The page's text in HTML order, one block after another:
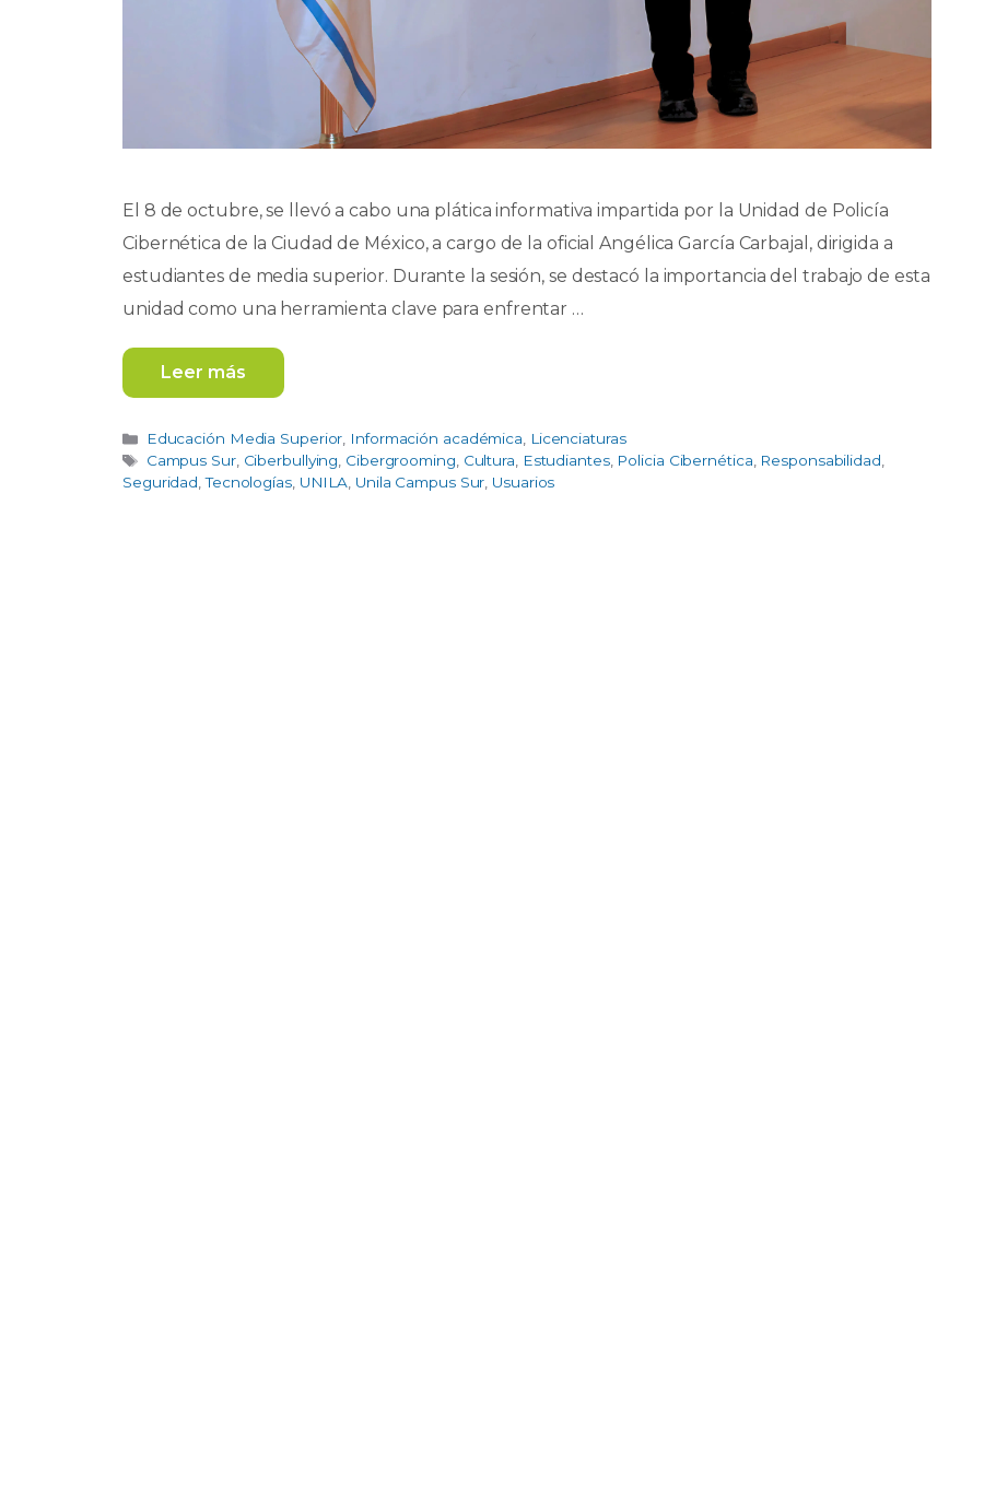
El 8 de octubre, se llevó a cabo una plática informativa impartida por la Unidad de Policía
Cibernética de la Ciudad de México, a cargo de la oficial Angélica García Carbajal, dirigida a
estudiantes de media superior. Durante la sesión, se destacó la importancia del trabajo de esta
unidad como una herramienta clave para enfrentar …
Leer más
Categorías
Educación Media Superior, Información académica, Licenciaturas
Etiquetas
Campus Sur, Ciberbullying, Cibergrooming, Cultura, Estudiantes, Policia Cibernética, Responsabilidad,
Seguridad,Tecnologías, UNILA, Unila Campus Sur, Usuarios